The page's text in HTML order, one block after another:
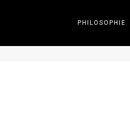
PHILOSOPHIE